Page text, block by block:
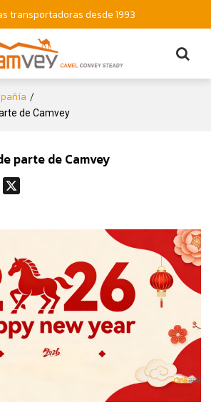
transportadoras desde 1993
/
de Camvey
parte de Camvey
WhatsApp